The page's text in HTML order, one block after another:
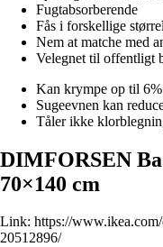
Fugtabsorberende
Fås i forskellige
Nem at matche med
Velegnet til offentligt
Kan krympe op til 6%
Sugeevnen kan
Tåler ikke
DIMFORSEN
70×140 cm
Link: https://
20512896/